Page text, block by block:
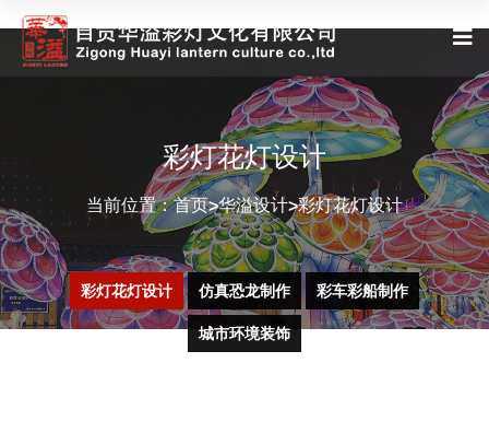
彩灯花灯设计
当前位置：首页>华溢设计>彩灯花灯设计
彩灯花灯设计 仿真恐龙制作 彩车彩船制作
城市环境装饰